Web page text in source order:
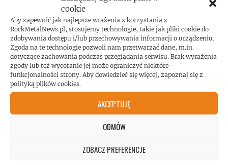
cookie
Aby zapewnić jak najlepsze wrażenia z korzystania z
RockMetalNews.pl, stosujemy technologie, takie jak pliki cookie do
zdobywania dostępu i/lub przechowywania informacji o urządzeniu.
Zgoda na te technologie pozwoli nam przetwarzać dane, m.in.
dotyczące zachowania podczas przeglądania serwisu. Brak wyrażenia
zgody lub też wycofanie jej może ograniczyć niektóre
funkcjonalności strony. Aby dowiedzieć się więcej, zapoznaj się z
polityką plików cookies.
AKCEPTUJĘ
ODMÓW
ZOBACZ PREFERENCJE
Koncert AC/DC przekroczył poziom
hałasu!
ROCKMETALNEWS TV